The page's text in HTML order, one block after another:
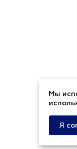
Мы
Я